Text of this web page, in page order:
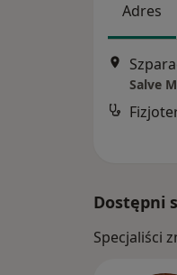
Adres
Salve
Dostępni
Specjaliści